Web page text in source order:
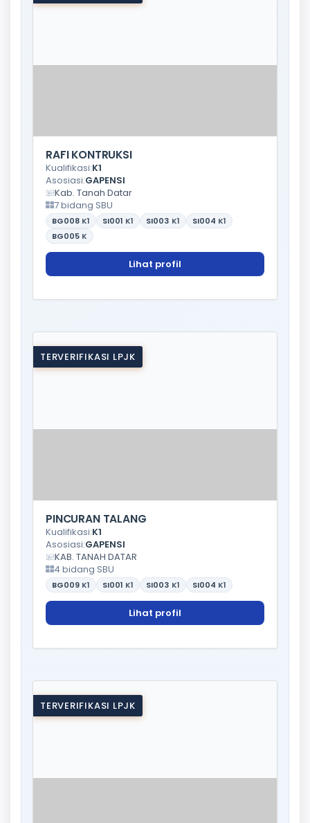
RAFI KONTRUKSI
Kualifikasi:K1
Asosiasi:GAPENSI
Kab. Tanah Datar
7 bidang SBU
BG008 K1 SI001 K1 SI003 K1 SI004 K1
BG005 K
Lihat profil
TERVERIFIKASI LPJK
PINCURAN TALANG
Kualifikasi:K1
Asosiasi:GAPENSI
KAB. TANAH DATAR
4 bidang SBU
BG009 K1 SI001 K1 SI003 K1 SI004 K1
Lihat profil
TERVERIFIKASI LPJK